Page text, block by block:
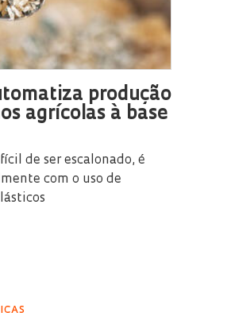
produção
agrícolas à base
de ser escalonado, é
com o uso de